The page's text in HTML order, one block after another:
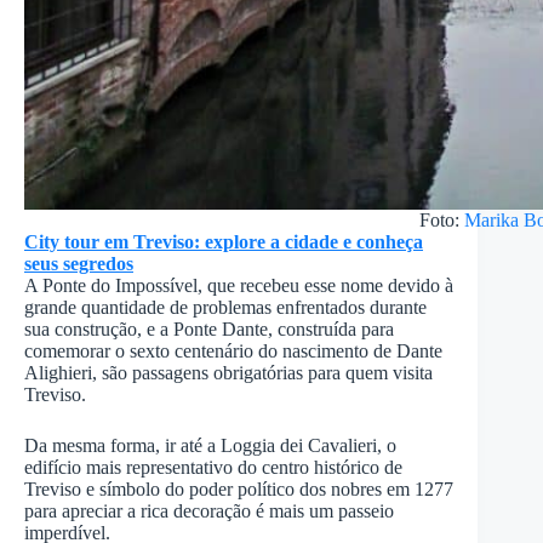
Foto: Marika
City tour em Treviso: explore a cidade e conheça
seus segredos
A Ponte do Impossível, que recebeu esse nome devido à
grande quantidade de problemas enfrentados durante
sua construção, e a Ponte Dante, construída para
comemorar o sexto centenário do nascimento de Dante
Alighieri, são passagens obrigatórias para quem visita
Treviso.
Da mesma forma, ir até a Loggia dei Cavalieri, o
edifício mais representativo do centro histórico de
Treviso e símbolo do poder político dos nobres em 1277
para apreciar a rica decoração é mais um passeio
imperdível.